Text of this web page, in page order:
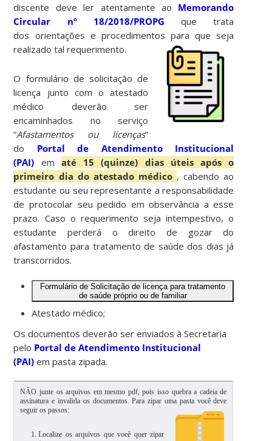
discente deve ler atentamente ao Memorando
Circular nº 18/2018/PROPG que trata
dos orientações e procedimentos para que seja
realizado tal requerimento.
O formulário de solicitação de
licença junto com o atestado
médico deverão ser
encaminhados no serviço
“Afastamentos ou licenças”
do Portal de Atendimento Institucional
(PAI) em até 15 (quinze) dias úteis após o
primeiro dia do atestado médico , cabendo ao
estudante ou seu representante a responsabilidade
de protocolar seu pedido em observância a esse
prazo. Caso o requerimento seja intempestivo, o
estudante perderá o direito de gozar do
afastamento para tratamento de saúde dos dias já
transcorridos.
Formulário de Solicitação de licença para tratamento
de saúde próprio ou de familiar
Atestado médico;
Os documentos deverão ser enviados à Secretaria
pelo Portal de Atendimento Institucional
(PAI) em pasta zipada.
NÃO junte os arquivos em mesmo pdf, pois isso quebra a cadeia de
assinatura e invalida os documentos. Para zipar uma pasta você deve
seguir os passos:
Localize os arquivos que você quer zipar